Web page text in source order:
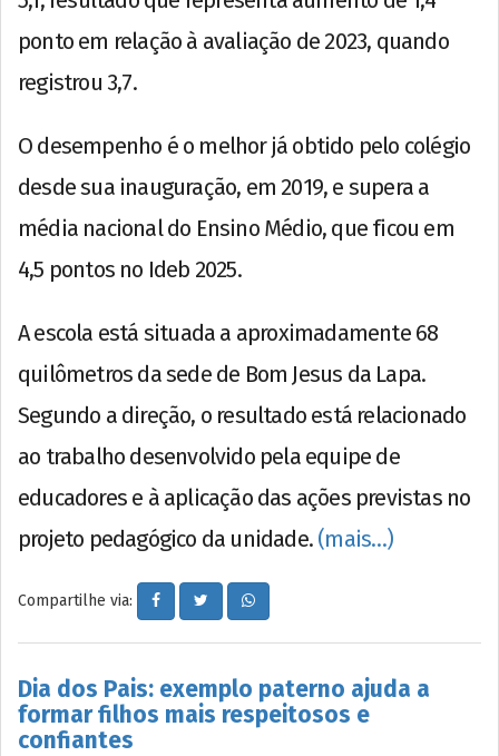
ponto em relação à avaliação de 2023, quando
registrou 3,7.
O desempenho é o melhor já obtido pelo colégio
desde sua inauguração, em 2019, e supera a
média nacional do Ensino Médio, que ficou em
4,5 pontos no Ideb 2025.
A escola está situada a aproximadamente 68
quilômetros da sede de Bom Jesus da Lapa.
Segundo a direção, o resultado está relacionado
ao trabalho desenvolvido pela equipe de
educadores e à aplicação das ações previstas no
projeto pedagógico da unidade. (mais…)
Compartilhe via:
Dia dos Pais: exemplo paterno ajuda a
formar filhos mais respeitosos e
confiantes